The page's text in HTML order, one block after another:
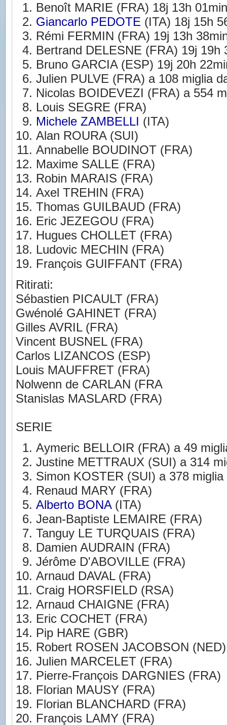
Benoît MARIE (FRA) 18j 13h
Giancarlo PEDOTE (ITA) 18j 15h
Rémi FERMIN (FRA) 19j 13h
Bertrand DELESNE (FRA) 19j 19h
Bruno GARCIA (ESP) 19j 20h
Julien PULVE (FRA) a 108 miglia
Nicolas BOIDEVEZI (FRA) a 554
Louis SEGRE (FRA)
Michele ZAMBELLI (ITA)
Alan ROURA (SUI)
Annabelle BOUDINOT (FRA)
Maxime SALLE (FRA)
Robin MARAIS (FRA)
Axel TREHIN (FRA)
Thomas GUILBAUD (FRA)
Eric JEZEGOU (FRA)
Hugues CHOLLET (FRA)
Ludovic MECHIN (FRA)
François GUIFFANT (FRA)
Ritirati:
Sébastien PICAULT (FRA)
Gwénolé GAHINET (FRA)
Gilles AVRIL (FRA)
Vincent BUSNEL (FRA)
Carlos LIZANCOS (ESP)
Louis MAUFFRET (FRA)
Nolwenn de CARLAN (FRA
Stanislas MASLARD (FRA)
SERIE
Aymeric BELLOIR (FRA) a 49
Justine METTRAUX (SUI) a 314
Simon KOSTER (SUI) a 378 miglia
Renaud MARY (FRA)
Alberto BONA(ITA)
Jean-Baptiste LEMAIRE (FRA)
Tanguy LE TURQUAIS (FRA)
Damien AUDRAIN (FRA)
Jérôme D'ABOVILLE (FRA)
Arnaud DAVAL (FRA)
Craig HORSFIELD (RSA)
Arnaud CHAIGNE (FRA)
Eric COCHET (FRA)
Pip HARE (GBR)
Robert ROSEN JACOBSON (NED)
Julien MARCELET (FRA)
Pierre-François DARGNIES (FRA)
Florian MAUSY (FRA)
Florian BLANCHARD (FRA)
François LAMY (FRA)